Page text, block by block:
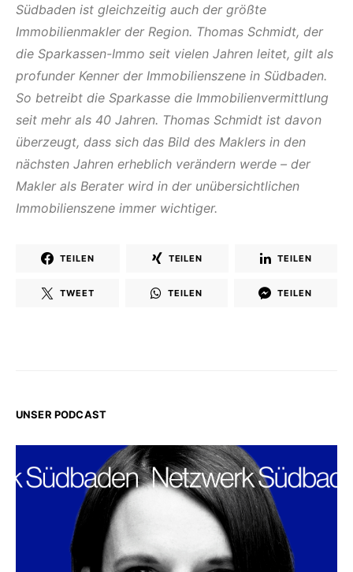
Südbaden ist gleichzeitig auch der größte
Immobilienmakler der Region. Thomas Schmidt, der
die Sparkassen-Immo seit vielen Jahren leitet, gilt als
profunder Kenner der Immobilienszene in Südbaden.
So betreibt die Sparkasse die Immobilienvermittlung
seit mehr als 40 Jahren. Thomas Schmidt ist davon
überzeugt, dass sich das Bild des Maklers in den
nächsten Jahren erheblich verändern werde – der
Makler als Berater wird in der unübersichtlichen
Immobilienszene immer wichtiger.
TEILEN TEILEN TEILEN
TWEET TEILEN TEILEN
UNSER PODCAST